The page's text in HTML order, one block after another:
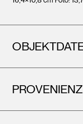
PROVENIENZ